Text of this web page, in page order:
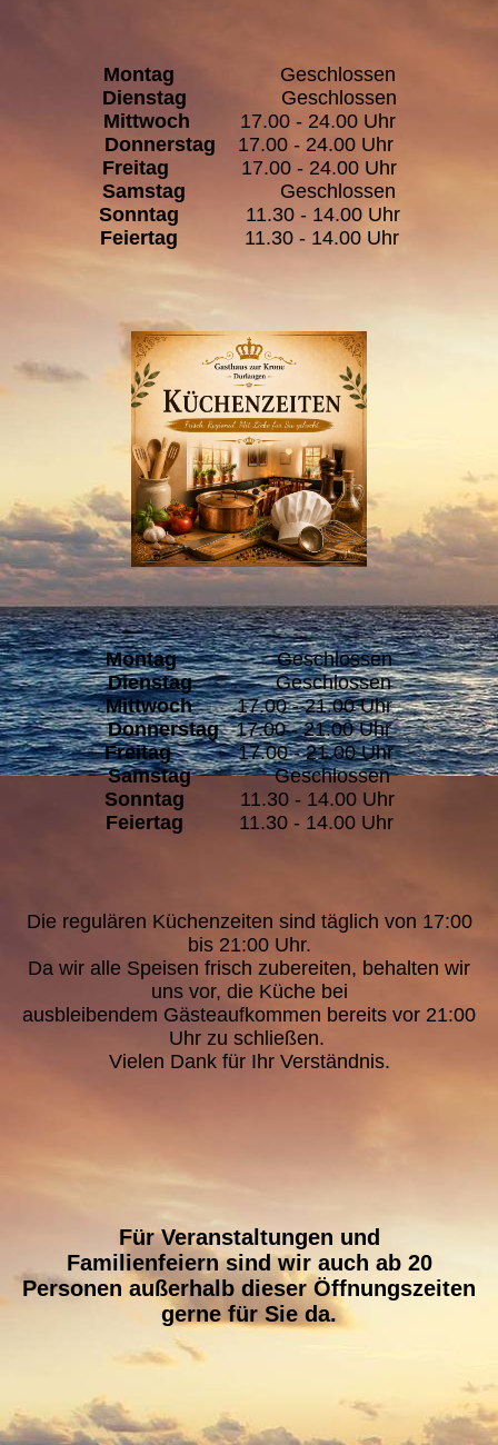
Montag Geschlossen
Dienstag Geschlossen
Mittwoch 17.00 - 24.00 Uhr
Donnerstag 17.00 - 24.00 Uhr
Freitag 17.00 - 24.00 Uhr
Samstag Geschlossen
Sonntag 11.30 - 14.00 Uhr
Feiertag 11.30 - 14.00 Uhr
MontagGeschlossen
DienstagGeschlossen
Mittwoch17.00 - 21.00 Uhr
Donnerstag17.00 - 21.00 Uhr
Freitag17.00 - 21.00 Uhr
SamstagGeschlossen
Sonntag 11.30 - 14.00 Uhr
Feiertag 11.30 - 14.00 Uhr
Die regulären Küchenzeiten sind täglich von 17:00
bis 21:00 Uhr.
Da wir alle Speisen frisch zubereiten, behalten wir
uns vor, die Küche bei
ausbleibendem Gästeaufkommen bereits vor 21:00
Uhr zu schließen.
Vielen Dank für Ihr Verständnis.
Für Veranstaltungen und
Familienfeiern sind wir auch ab 20
Personen außerhalb dieser Öffnungszeiten
gerne für Sie da.